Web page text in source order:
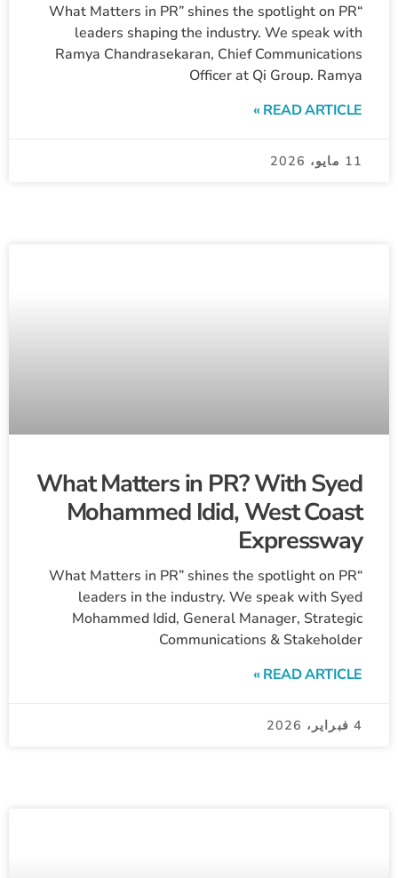
“What Matters in PR” shines the spotlight on PR
leaders shaping the industry. We speak with
Ramya Chandrasekaran, Chief Communications
Officer at Qi Group. Ramya
READ ARTICLE »
11 مايو، 2026
What Matters in PR? With Syed
Mohammed Idid, West Coast
Expressway
“What Matters in PR” shines the spotlight on PR
leaders in the industry. We speak with Syed
Mohammed Idid, General Manager, Strategic
Communications & Stakeholder
READ ARTICLE »
4 فبراير، 2026